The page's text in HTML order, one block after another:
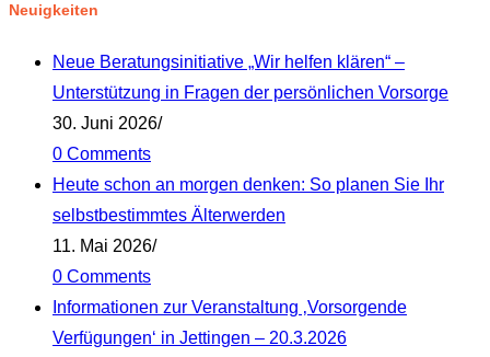
Neuigkeiten
Neue Beratungsinitiative „Wir helfen klären“ –
Unterstützung in Fragen der persönlichen Vorsorge
30. Juni 2026/
0 Comments
Heute schon an morgen denken: So planen Sie Ihr
selbstbestimmtes Älterwerden
11. Mai 2026/
0 Comments
Informationen zur Veranstaltung ‚Vorsorgende
Verfügungen‘ in Jettingen – 20.3.2026